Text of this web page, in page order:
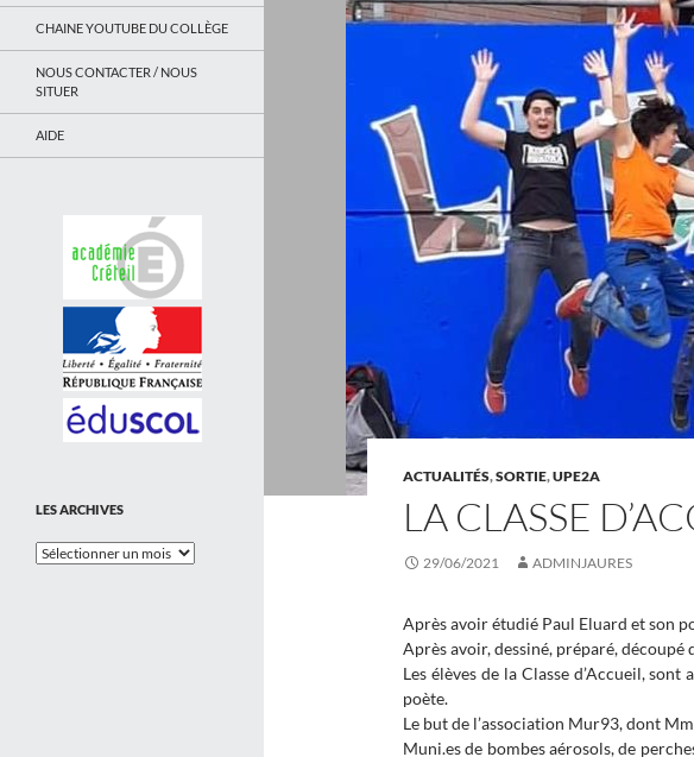
ACTUALITÉS,SORTIE,UPE2A
LA CLASSE
29/06/2021 ADMINJAURES
Après avoir étudié Paul Eluard et son
Après avoir, dessiné, préparé, découpé
Les élèves de la Classe d’Accueil,
poète.
Le but de l’association Mur93, dont
Muni.es de bombes aérosols, de
CHAINE YOUTUBE DU COLLÈGE
NOUS CONTACTER / NOUS
SITUER
AIDE
LES ARCHIVES
Les